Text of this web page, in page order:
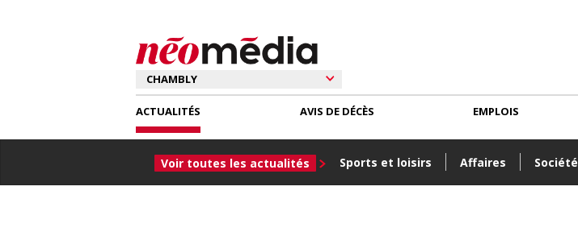
ACTUALITÉS
Voir toutes les actualités Sports et loisirs Affaires Société
AVIS DE DÉCÈS EMPLOIS